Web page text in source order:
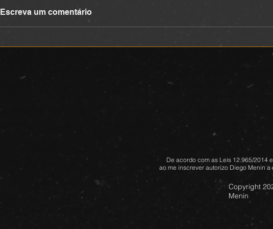
DEVOCIONAL
Escreva um comentário
De acordo com as Leis 12.965/2014
ao me inscrever autorizo Diego Menin
Copyright
Menin